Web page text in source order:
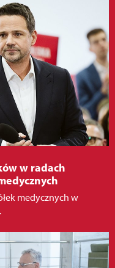
w radach
medycznych w